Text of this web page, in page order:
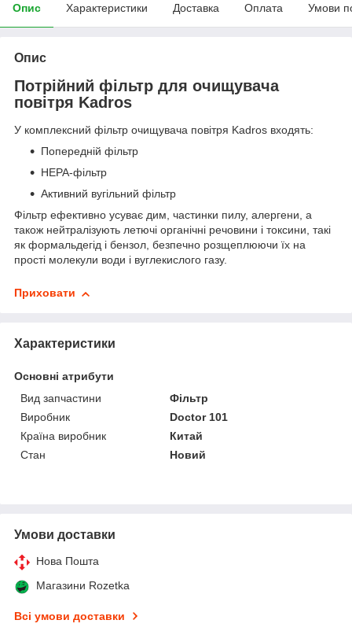
Опис Характеристики Доставка Оплата Умови
Опис
Потрійний фільтр для очищувача
повітря Kadros
У комплексний фільтр очищувача повітря Kadros входять:
Попередній фільтр
HEPA-фільтр
Активний вугільний фільтр
Фільтр ефективно усуває дим, частинки пилу, алергени, а
також нейтралізують летючі органічні речовини і токсини, такі
як формальдегід і бензол, безпечно розщеплюючи їх на
прості молекули води і вуглекислого газу.
Приховати
Характеристики
Основні атрибути
Вид запчастини
Фільтр
Виробник
Doctor 101
Країна виробник
Китай
Стан
Новий
Умови доставки
Нова Пошта
Магазини Rozetka
Всі умови доставки